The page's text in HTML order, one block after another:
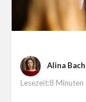
Alina
Lesezeit:8 Minuten